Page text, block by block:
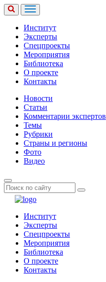
Институт
Эксперты
Спецпроекты
Мероприятия
Библиотека
О проекте
Контакты
Новости
Статьи
Комментарии экспертов
Темы
Рубрики
Страны и регионы
Фото
Видео
Институт
Эксперты
Спецпроекты
Мероприятия
Библиотека
О проекте
Контакты